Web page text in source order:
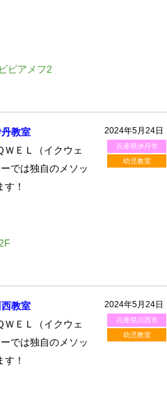
ビアメフ2
2024年5月24日
兵庫県伊丹市
幼児教室
教室
ＷＥＬ（イクウェ
では独自のメソッ
！
2024年5月24日
兵庫県川西市
幼児教室
教室
ＷＥＬ（イクウェ
では独自のメソッ
！